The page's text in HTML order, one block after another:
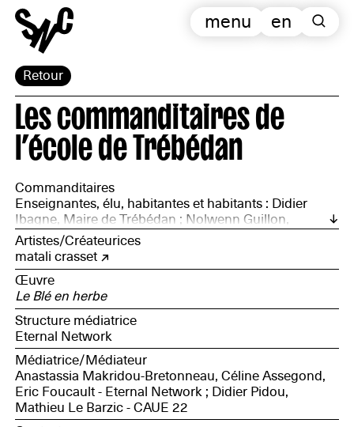
Retour
en
menu
Les commanditaires de
l’école de Trébédan
Commanditaires
Enseignantes, élu, habitantes et habitants : Didier
Ibagne, Maire de Trébédan ; Nolwenn Guillon,
directrice de l’école ; Valérie Rousoux, maîtresse ; des
parents d’élèves ; Gérard Hamoniaux ; M. Petit ; Yvon
Le Corre ; Nicolas Rodriguez, ancien élève de l’école
Artistes/Créateurices
matali crasset
Œuvre
Le Blé en herbe
Structure médiatrice
Eternal Network
Médiatrice/Médiateur
Anastassia Makridou-Bretonneau, Céline Assegond,
Eric Foucault - Eternal Network ; Didier Pidou,
Mathieu Le Barzic - CAUE 22